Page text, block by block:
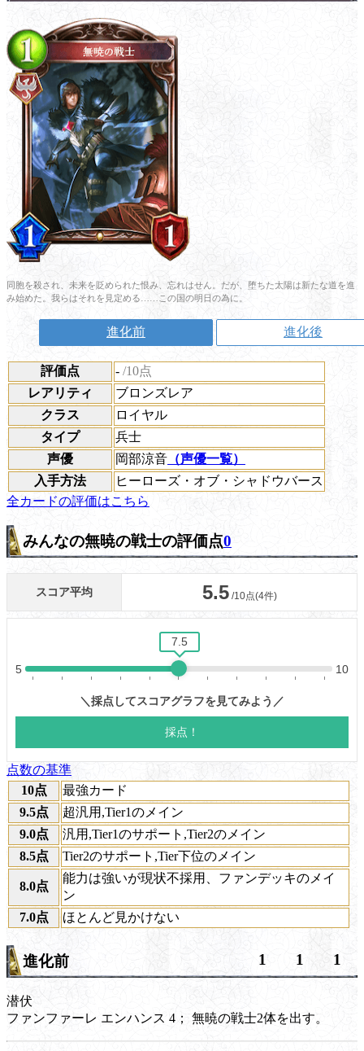
同胞を殺され、未来を貶められた恨み、忘れはせん。だが、堕ちた太陽は新たな道を進
み始めた。我らはそれを見定める……この国の明日の為に。
進化前 進化後
評価点 - /10点
レアリティ
ブロンズレア
クラス
ロイヤル
タイプ
兵士
声優
岡部涼音 （声優一覧）
入手方法
ヒーローズ・オブ・シャドウバース
全カードの評価はこちら
みんなの無暁の戦士の評価点0
点数の基準
10点
最強カード
9.5点
超汎用,Tier1のメイン
9.0点
汎用,Tier1のサポート,Tier2のメイン
8.5点
Tier2のサポート,Tier下位のメイン
8.0点
能力は強いが現状不採用、ファンデッキのメイ
ン
7.0点
ほとんど見かけない
進化前 1 1 1
潜伏
ファンファーレ エンハンス 4； 無暁の戦士2体を出す。